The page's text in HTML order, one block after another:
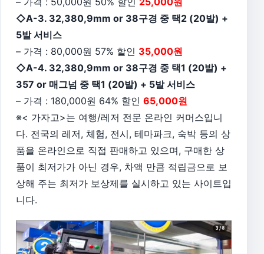
◇A-3. 32,380,9mm or 38구경 중 택2 (20발) +
5발 서비스
– 가격 : 80,000원 57% 할인 35,000원
◇A-4. 32,380,9mm or 38구경 중 택1 (20발) +
357 or 매그넘 중 택1 (20발) + 5발 서비스
– 가격 : 180,000원 64% 할인 65,000원
※< 가자고>는 여행/레저 전문 온라인 커머스입니
다. 전국의 레저, 체험, 전시, 테마파크, 숙박 등의 상
품을 온라인으로 직접 판매하고 있으며, 구매한 상
품이 최저가가 아닌 경우, 차액 만큼 적립금으로 보
상해 주는 최저가 보상제를 실시하고 있는 사이트입
니다.